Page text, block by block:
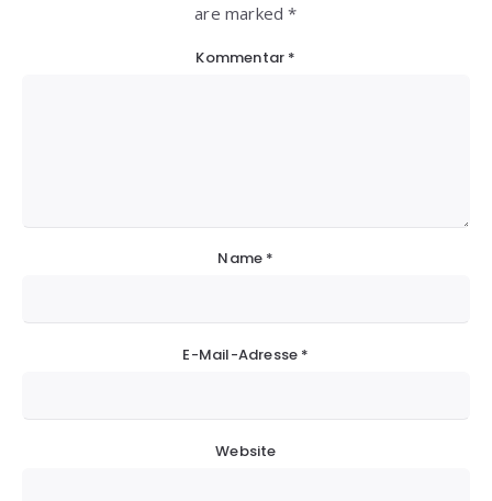
are marked *
Kommentar *
Name *
E-Mail-Adresse *
Website